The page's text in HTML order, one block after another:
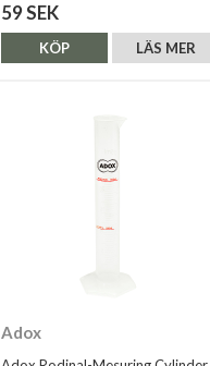
59 SEK
LÄS MER
KÖP
Adox